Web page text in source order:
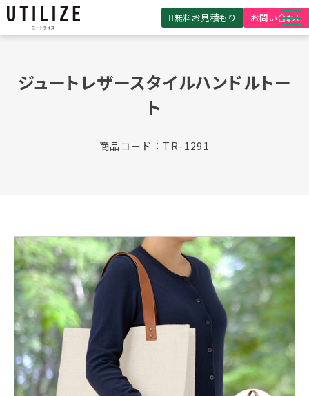
無料お見積もり お問い合わせ
製品・サービス
無料見積ガイド
ジュートレザースタイルハンドルトー
ト
商品コード：TR-1291